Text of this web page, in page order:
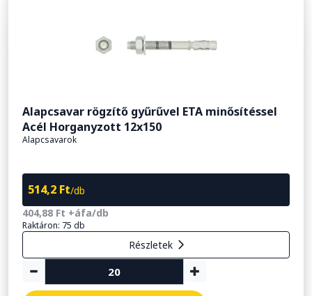
Alapcsavar rögzítő gyűrűvel ETA minősítéssel
Acél Horganyzott 12x150
Alapcsavarok
514,2 Ft/db
404,88 Ft +áfa/db
Raktáron: 75 db
Részletek